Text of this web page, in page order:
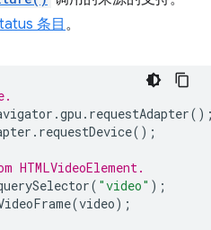
条目 。
.gpu . requestAdapter
. requestDevice();
HTMLVideoElement.
( "video" );
(video);